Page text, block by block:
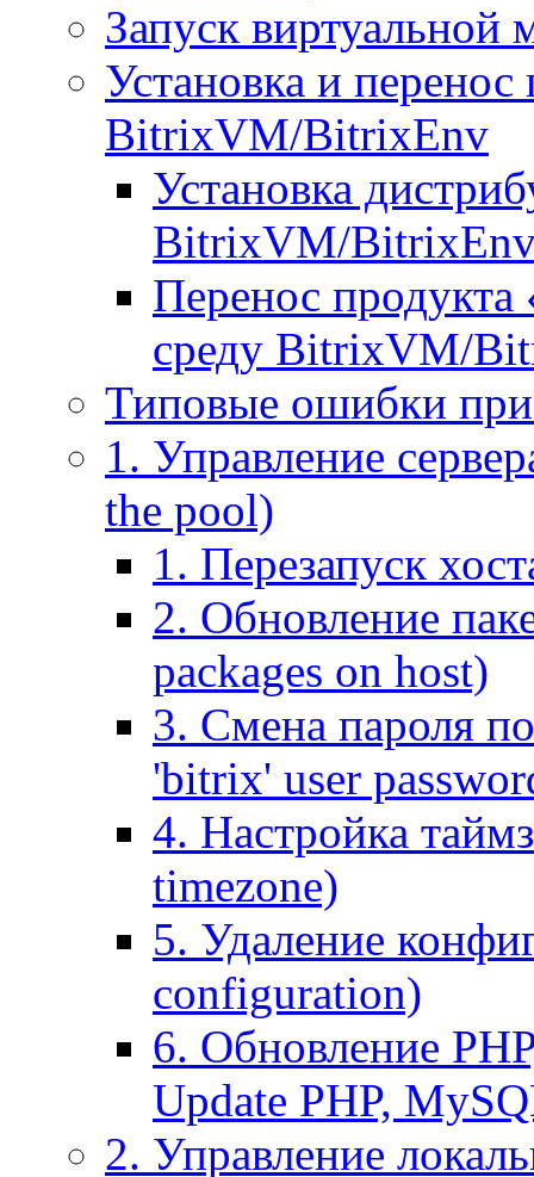
Запуск
Установка и
BitrixVM/BitrixEnv
Установка
BitrixVM/
Перенос
среду BitrixVM/
Типовые ошибки при
1. Управление
the pool)
1. Перезапуск
2. Обновление
packages on host)
3. Смена пароля
'bitrix' user
4. Настройка
timezone)
5. Удаление
configuration)
6. Обновление
Update PHP,
2. Управление